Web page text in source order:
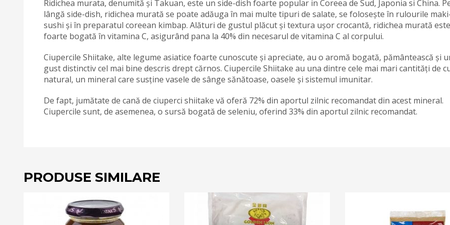
Ridichea murata, denumită și Takuan, este un side-dish foarte popular in Coreea de Sud, Japonia si China.
lângă side-dish, ridichea murată se poate adăuga în mai multe tipuri de salate, se folosește în rulourile
sushi și în preparatul coreean kimbap. Alături de gustul plăcut și textura ușor crocantă, ridichea murată este
foarte bogată în vitamina C, asigurând pana la 40% din necesarul de vitamina C al corpului.
Ciupercile Shiitake, alte legume asiatice foarte cunoscute și apreciate, au o aromă bogată, pământească și
gust distinctiv cel mai bine descris drept cărnos. Ciupercile Shiitake au una dintre cele mai mari cantități de
natural, un mineral care susține vasele de sânge sănătoase, oasele și sistemul imunitar.
De fapt, jumătate de cană de ciuperci shiitake vă oferă 72% din aportul zilnic recomandat din acest mineral.
Ciupercile sunt, de asemenea, o sursă bogată de seleniu, oferind 33% din aportul zilnic recomandat.
PRODUSE SIMILARE